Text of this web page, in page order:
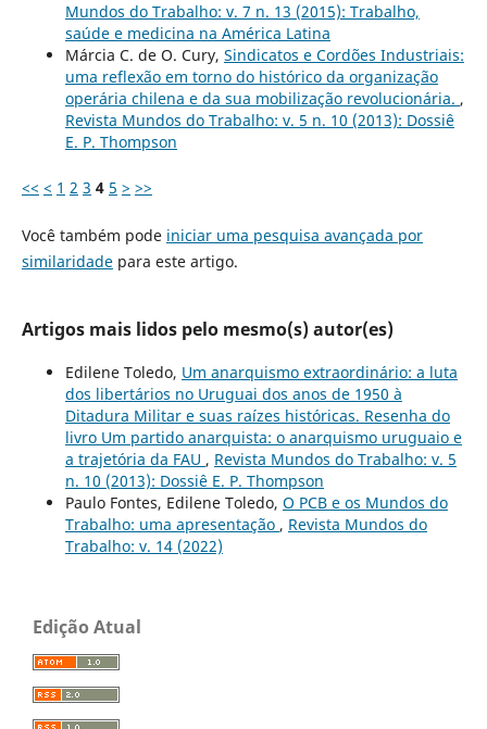
Mundos do Trabalho: v. 7 n. 13 (2015): Trabalho,
saúde e medicina na América Latina
Márcia C. de O. Cury, Sindicatos e Cordões Industriais:
uma reflexão em torno do histórico da organização
operária chilena e da sua mobilização revolucionária. ,
Revista Mundos do Trabalho: v. 5 n. 10 (2013): Dossiê
E. P. Thompson
<< < 1 2 3 4 5 > >>
Você também pode iniciar uma pesquisa avançada por
similaridadepara este artigo.
Artigos mais lidos pelo mesmo(s) autor(es)
Edilene Toledo, Um anarquismo extraordinário: a luta
dos libertários no Uruguai dos anos de 1950 à
Ditadura Militar e suas raízes históricas. Resenha do
livro Um partido anarquista: o anarquismo uruguaio e
a trajetória da FAU , Revista Mundos do Trabalho: v. 5
n. 10 (2013): Dossiê E. P. Thompson
Paulo Fontes, Edilene Toledo, O PCB e os Mundos do
Trabalho: uma apresentação , Revista Mundos do
Trabalho: v. 14 (2022)
Edição Atual